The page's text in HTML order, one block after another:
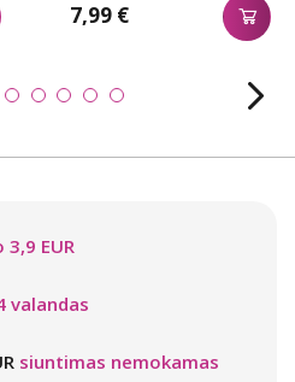
7,99 €
3,9 EUR
valandas
siuntimas nemokamas